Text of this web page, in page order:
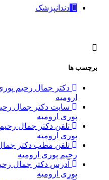
دندانپزشک
برچسب ها
دکتر جمال رحیم پوری
ارومیه
سایت دکتر جمال
پوری ارومیه
تلفن دکتر جمال رحیم
پوری ارومیه
تلفن مطب دکتر جمال
رحیم پوری ارومیه
آدرس دکتر جمال
پوری ارومیه